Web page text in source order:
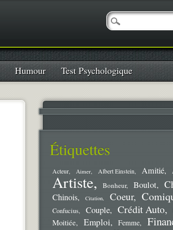
Humour Test Psychologique
Étiquettes
Acteur Aimer Albert Einstein Amitié
Artiste Bonheur Boulot
Chinois Citation Coeur
Confucius Couple Crédit Auto
Moitiée
Emploi Femme